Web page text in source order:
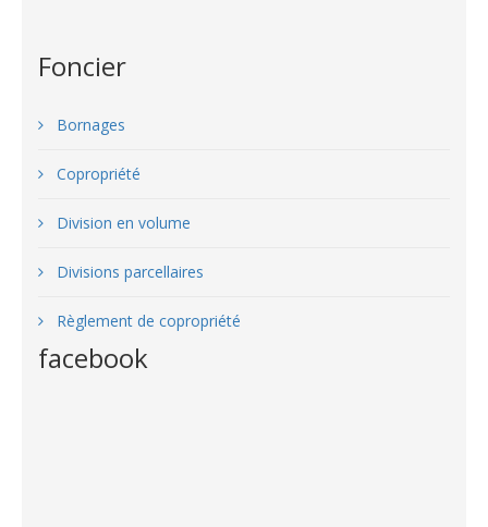
Foncier
Bornages
Copropriété
Division en volume
Divisions parcellaires
Règlement de copropriété
facebook